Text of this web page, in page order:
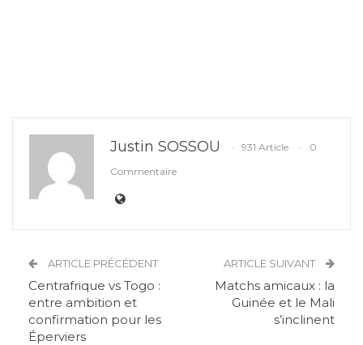
Justin SOSSOU 931 Article
0
Commentaire
ARTICLE PRÉCÉDENT
Centrafrique vs Togo :
entre ambition et
confirmation pour les
Éperviers
ARTICLE SUIVANT
Matchs amicaux : la
Guinée et le Mali
s’inclinent